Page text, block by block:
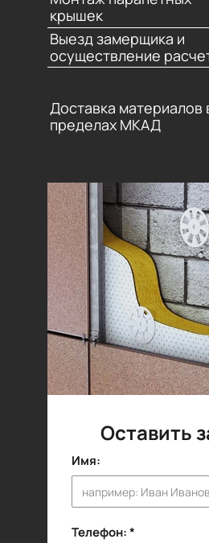
крышек
Выезд замерщика и
осуществление
Доставка материалов
пределах МКАД
Оставить
Имя:
Телефон: